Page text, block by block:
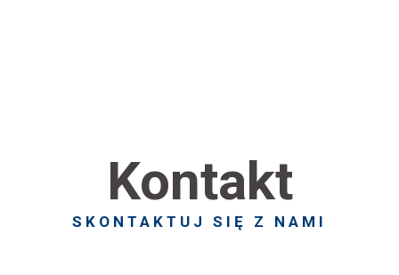
Kontakt
SKONTAKTUJ SIĘ Z NAMI